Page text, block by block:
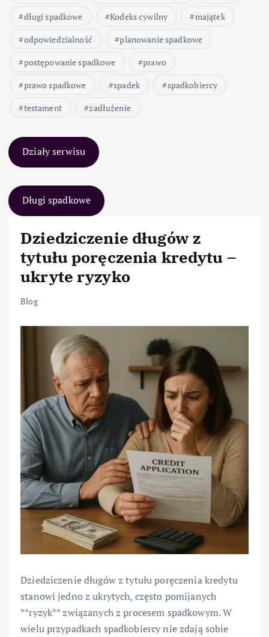
długi spadkowe
Kodeks cywilny
majątek
odpowiedzialność
planowanie spadkowe
postępowanie spadkowe
prawo
prawo spadkowe
spadek
spadkobiercy
testament
zadłużenie
Działy serwisu
Długi spadkowe
Dziedziczenie długów z
tytułu poręczenia kredytu –
ukryte ryzyko
Blog
Dziedziczenie długów z tytułu poręczenia kredytu
stanowi jedno z ukrytych, często pomijanych
**ryzyk** związanych z procesem spadkowym. W
wielu przypadkach spadkobiercy nie zdają sobie